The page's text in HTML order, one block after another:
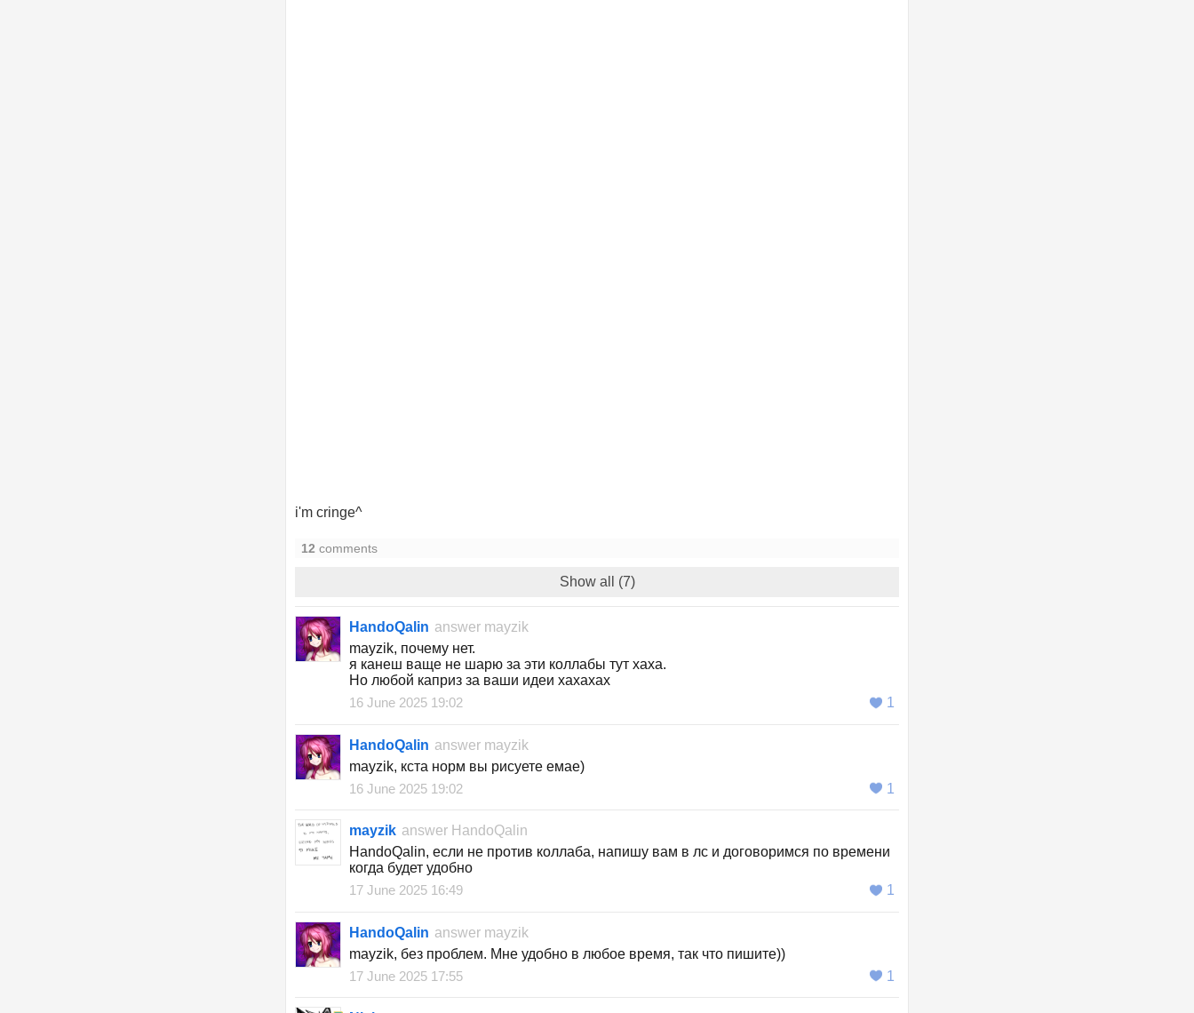
i'm cringe^
12 comments
Show all (7)
HandoQalin answer mayzik
mayzik, почему нет.
я канеш ваще не шарю за эти коллабы тут хаха.
Но любой каприз за ваши идеи хахахах
16 June 2025 19:02
1
HandoQalin answer mayzik
mayzik, кста норм вы рисуете емае)
16 June 2025 19:02
1
mayzik answer HandoQalin
HandoQalin, если не против коллаба, напишу вам в лс и договоримся по времени
когда будет удобно
17 June 2025 16:49
1
HandoQalin answer mayzik
mayzik, без проблем. Мне удобно в любое время, так что пишите))
17 June 2025 17:55
1